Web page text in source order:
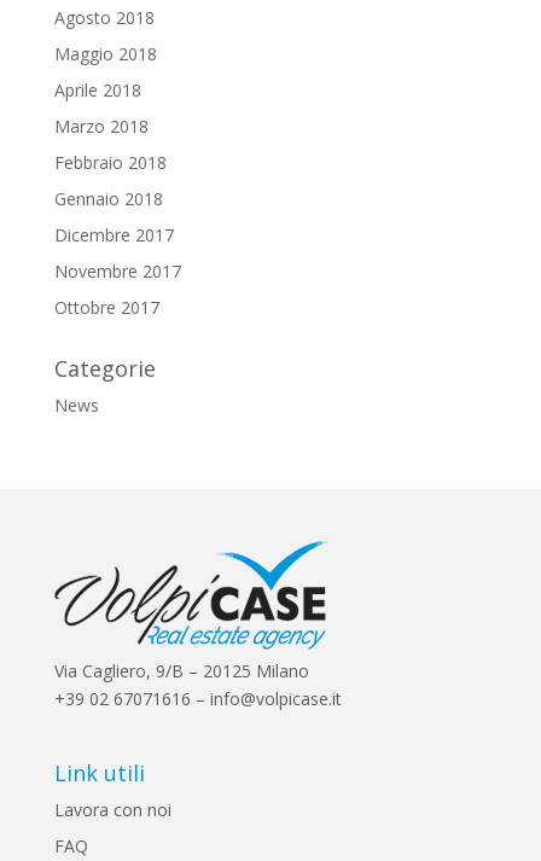
Agosto 2018
Maggio 2018
Aprile 2018
Marzo 2018
Febbraio 2018
Gennaio 2018
Dicembre 2017
Novembre 2017
Ottobre 2017
Categorie
News
Via Cagliero, 9/B – 20125 Milano
+39 02 67071616 – info@volpicase.it
Link utili
Lavora con noi
FAQ